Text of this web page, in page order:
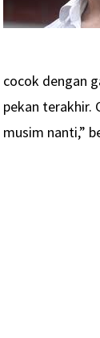
cocok dengan
pekan terakhir.
musim nanti,”